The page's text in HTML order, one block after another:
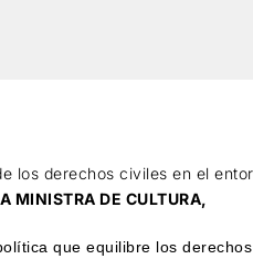
los derechos civiles en el
MINISTRA DE CULTURA,
que equilibre los